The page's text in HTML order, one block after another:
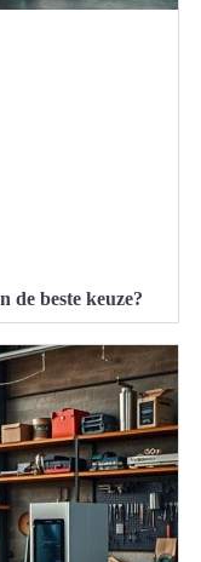
de beste keuze?